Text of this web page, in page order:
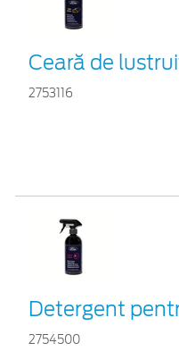
Ceară de
2753116
Detergent
2754500